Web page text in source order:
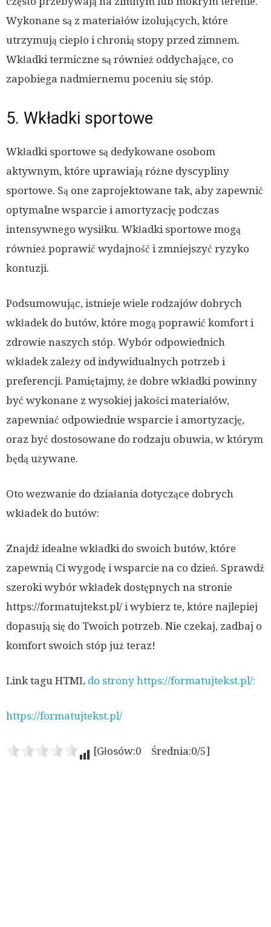
Wykonane są z materiałów izolujących, które
utrzymują ciepło i chronią stopy przed zimnem.
Wkładki termiczne są również oddychające, co
zapobiega nadmiernemu poceniu się stóp.
5. Wkładki sportowe
Wkładki sportowe są dedykowane osobom
aktywnym, które uprawiają różne dyscypliny
sportowe. Są one zaprojektowane tak, aby zapewnić
optymalne wsparcie i amortyzację podczas
intensywnego wysiłku. Wkładki sportowe mogą
również poprawić wydajność i zmniejszyć ryzyko
kontuzji.
Podsumowując, istnieje wiele rodzajów dobrych
wkładek do butów, które mogą poprawić komfort i
zdrowie naszych stóp. Wybór odpowiednich
wkładek zależy od indywidualnych potrzeb i
preferencji. Pamiętajmy, że dobre wkładki powinny
być wykonane z wysokiej jakości materiałów,
zapewniać odpowiednie wsparcie i amortyzację,
oraz być dostosowane do rodzaju obuwia, w którym
będą używane.
Oto wezwanie do działania dotyczące dobrych
wkładek do butów:
Znajdź idealne wkładki do swoich butów, które
zapewnią Ci wygodę i wsparcie na co dzień. Sprawdź
szeroki wybór wkładek dostępnych na stronie
https://formatujtekst.pl/ i wybierz te, które najlepiej
dopasują się do Twoich potrzeb. Nie czekaj, zadbaj o
komfort swoich stóp już teraz!
Link tagu HTML do strony https://formatujtekst.pl/:
https://formatujtekst.pl/
[Głosów:0 Średnia:0/5]